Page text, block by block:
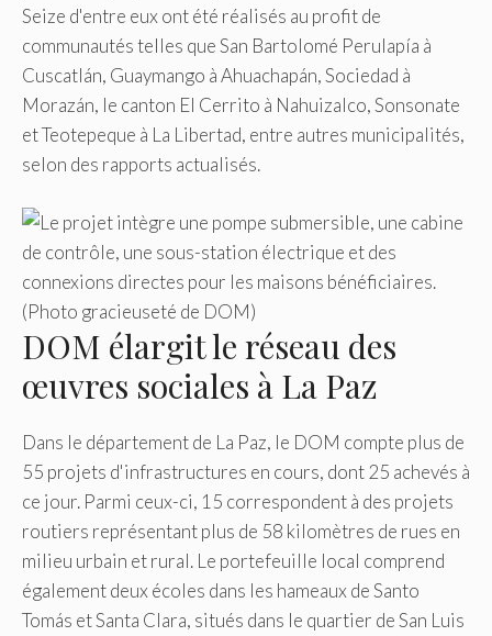
Seize d'entre eux ont été réalisés au profit de
communautés telles que San Bartolomé Perulapía à
Cuscatlán, Guaymango à Ahuachapán, Sociedad à
Morazán, le canton El Cerrito à Nahuizalco, Sonsonate
et Teotepeque à La Libertad, entre autres municipalités,
selon des rapports actualisés.
DOM élargit le réseau des
œuvres sociales à La Paz
Dans le département de La Paz, le DOM compte plus de
55 projets d'infrastructures en cours, dont 25 achevés à
ce jour. Parmi ceux-ci, 15 correspondent à des projets
routiers représentant plus de 58 kilomètres de rues en
milieu urbain et rural. Le portefeuille local comprend
également deux écoles dans les hameaux de Santo
Tomás et Santa Clara, situés dans le quartier de San Luis